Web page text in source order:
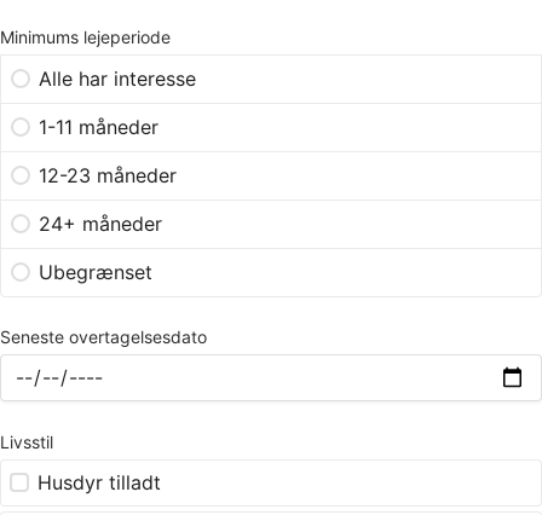
Minimums lejeperiode
Alle har interesse
1-11 måneder
12-23 måneder
24+ måneder
Ubegrænset
Seneste overtagelsesdato
Livsstil
Husdyr tilladt